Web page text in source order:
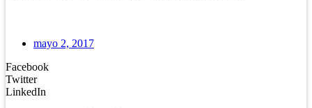
mayo 2, 2017
Facebook
Twitter
LinkedIn